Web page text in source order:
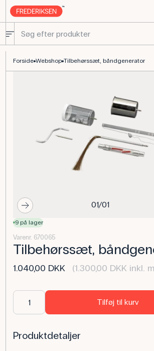
Forside Webshop Tilbehørssæt, båndgenerator
01/01
9 på lager
Varenr. 670065
Tilbehørssæt,
1.040,00 DKK (1.300,00 DKK inkl.
Tilføj til kurv
Produktdetaljer